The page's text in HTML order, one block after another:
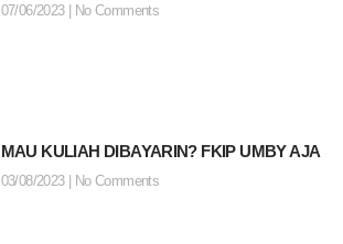
07/06/2023 No Comments
MAU KULIAH DIBAYARIN? FKIP UMBY AJA
03/08/2023 No Comments